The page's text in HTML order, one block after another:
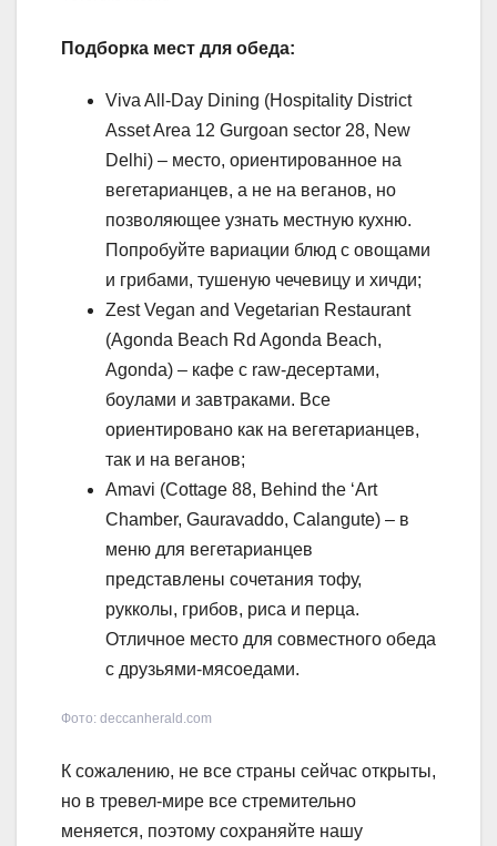
Подборка мест для обеда:
Viva All-Day Dining (Hospitality District
Asset Area 12 Gurgoan sector 28, New
Delhi) – место, ориентированное на
вегетарианцев, а не на веганов, но
позволяющее узнать местную кухню.
Попробуйте вариации блюд с овощами
и грибами, тушеную чечевицу и хичди;
Zest Vegan and Vegetarian Restaurant
(Agonda Beach Rd Agonda Beach,
Agonda) – кафе с raw-десертами,
боулами и завтраками. Все
ориентировано как на вегетарианцев,
так и на веганов;
Amavi (Cottage 88, Behind the ‘Art
Chamber, Gauravaddo, Calangute) – в
меню для вегетарианцев
представлены сочетания тофу,
рукколы, грибов, риса и перца.
Отличное место для совместного обеда
с друзьями-мясоедами.
Фото: deccanherald.com
К сожалению, не все страны сейчас открыты,
но в тревел-мире все стремительно
меняется, поэтому сохраняйте нашу